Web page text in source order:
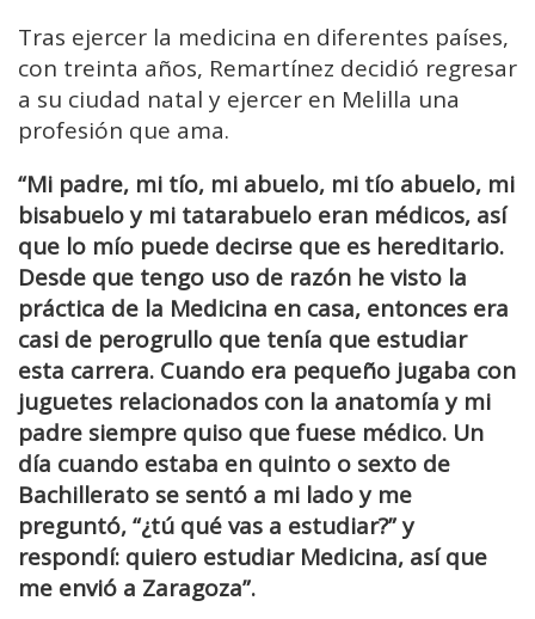
Tras ejercer la medicina en diferentes países,
con treinta años, Remartínez decidió regresar
a su ciudad natal y ejercer en Melilla una
profesión que ama.
“Mi padre, mi tío, mi abuelo, mi tío abuelo, mi
bisabuelo y mi tatarabuelo eran médicos, así
que lo mío puede decirse que es hereditario.
Desde que tengo uso de razón he visto la
práctica de la Medicina en casa, entonces era
casi de perogrullo que tenía que estudiar
esta carrera. Cuando era pequeño jugaba con
juguetes relacionados con la anatomía y mi
padre siempre quiso que fuese médico. Un
día cuando estaba en quinto o sexto de
Bachillerato se sentó a mi lado y me
preguntó, “¿tú qué vas a estudiar?” y
respondí: quiero estudiar Medicina, así que
me envió a Zaragoza”.